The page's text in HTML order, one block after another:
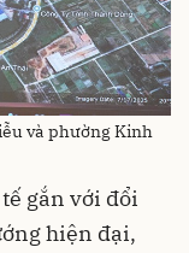
và phường Kinh
gắn với đổi
hiện đại,